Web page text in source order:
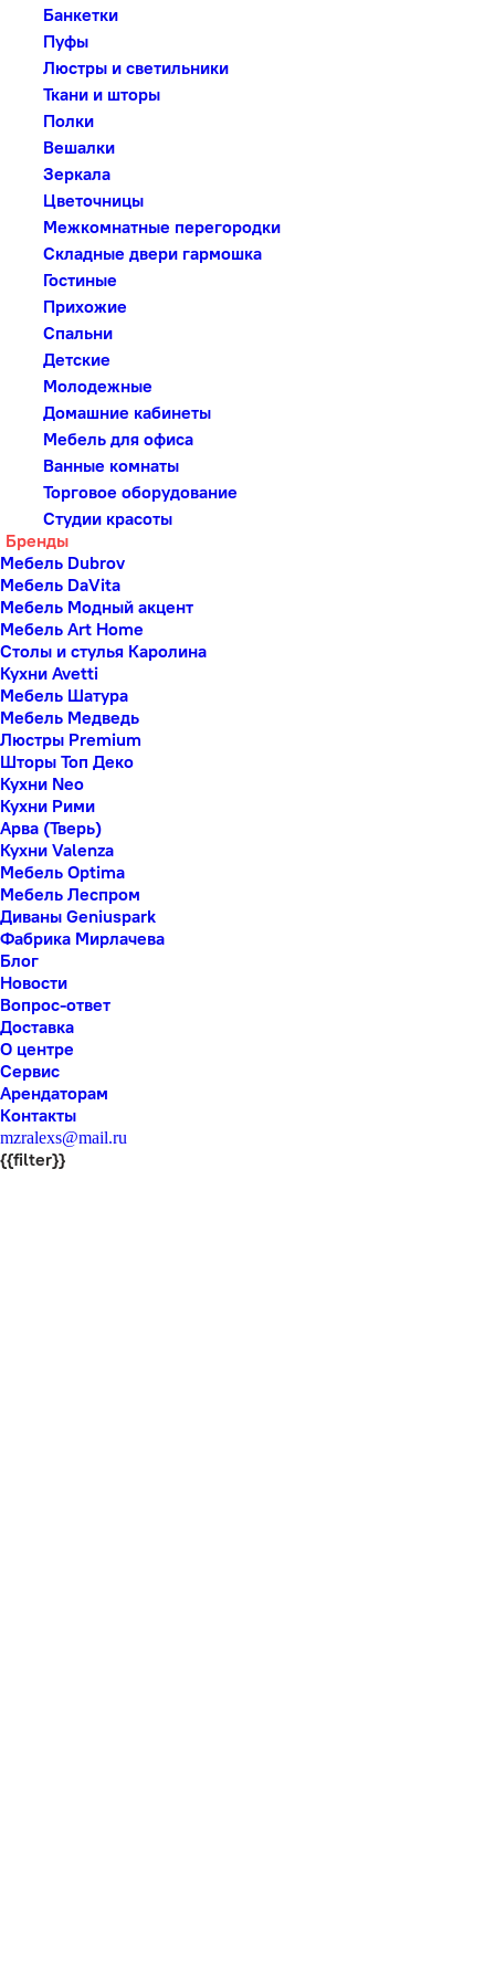
Банкетки
Пуфы
Люстры и светильники
Ткани и шторы
Полки
Вешалки
Зеркала
Цветочницы
Межкомнатные перегородки
Складные двери гармошка
Гостиные
Прихожие
Спальни
Детские
Молодежные
Домашние кабинеты
Мебель для офиса
Ванные комнаты
Торговое оборудование
Студии красоты
Бренды
Мебель Dubrov
Мебель DaVita
Мебель Модный акцент
Мебель Art Home
Столы и стулья Каролина
Кухни Avetti
Мебель Шатура
Мебель Медведь
Люстры Premium
Шторы Топ Деко
Кухни Neo
Кухни Рими
Арва (Тверь)
Кухни Valenza
Мебель Optima
Мебель Леспром
Диваны Geniuspark
Фабрика Мирлачева
Блог
Новости
Вопрос-ответ
Доставка
О центре
Сервис
Арендаторам
Контакты
mzralexs@mail.ru
{{filter}}